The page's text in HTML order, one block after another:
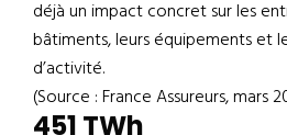
déjà un impact concret sur les
bâtiments, leurs équipements et
d’activité.
(Source : France Assureurs, mars
451 TWh